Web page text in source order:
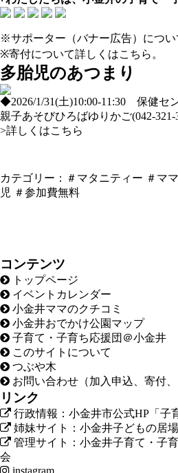
※サポーター（バナー広告）につい
※寄付について詳しくはこちら 。
多胎児のあつまり
◆2026/1/31(土)10:00-11:30 保健
親子あそびひろばゆりかご(042-321-
>詳しくはこちら
カテゴリー： ＃マタニティー ＃マ
児 ＃参加費無料
コンテンツ
トップページ
イベントカレンダー
小金井ママのクチコミ
小金井おでかけ公園マップ
子育て・子育ち応援団＠小金井
このサイトについて
つぶや木
お問い合わせ（加入申込、寄付、
リンク
行政情報：小金井市公式HP「子
姉妹サイト：小金井子どもの居
管理サイト：小金井子育て・子
会
instagram